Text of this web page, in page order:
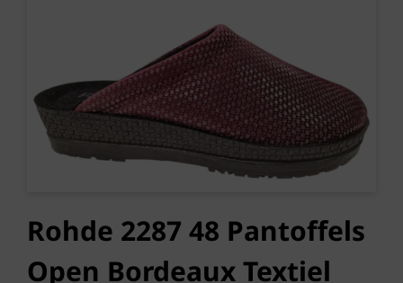
Rohde 2287 48 Pantoffels
Open Bordeaux Textiel